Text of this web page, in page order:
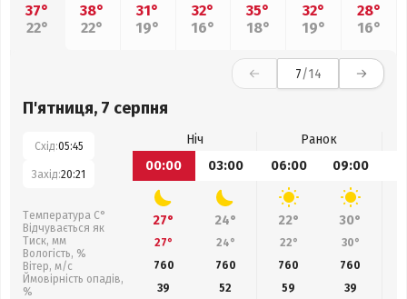
37°
22°
38°
22°
31°
19°
32°
16°
35°
18°
32°
19°
28°
16°
7/14
П'ятниця, 7 серпня
Схід:05:45
Захід:20:21
Температура С°
Відчувається як
Тиск, мм
Вологість, %
Вітер, м/с
Ймовірність опадів,
%
Ніч
Ранок
00:00
03:00 06:00 09:00
27° 24° 22° 30°
27° 24° 22° 30°
760
760 760 760
39
52 59 39